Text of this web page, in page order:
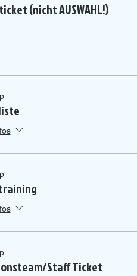
(nicht AUSWAHL!)
Staff Ticket